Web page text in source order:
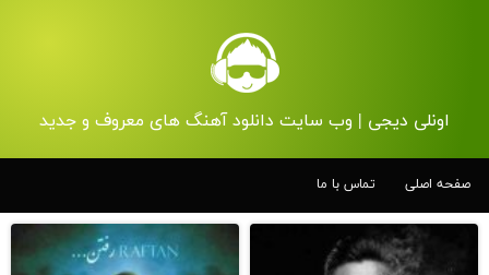
اونلی دیجی | وب سایت دانلود آهنگ های معروف و جدید
صفحه اصلی تماس با ما